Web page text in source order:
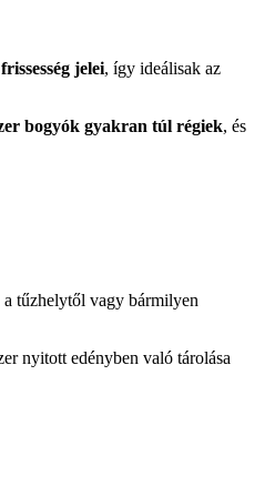
jelei, így ideálisak az
bogyók gyakran túl régiek, és
tűzhelytől vagy bármilyen
nyitott edényben való tárolása